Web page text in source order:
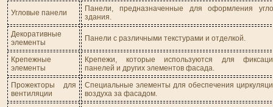
Угловые панели
Панели, предназначенные для оформления
здания.
Декоративные
элементы
Панели с различными текстурами и отделкой.
Крепежные
элементы
Крепежи, которые используются для
панелей и других элементов фасада.
Прожекторы для
вентиляции
Специальные элементы для обеспечения
воздуха за фасадом.